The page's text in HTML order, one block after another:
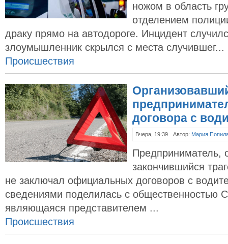
ножом в область
отделением
драку прямо на автодороге. Инцидент
злоумышленник скрылся с места случившег...
Происшествия
договора с
Вчера, 19:39 Автор: Мария
Предприниматель,
закончившийся
не заключал официальных договоров с
сведениями поделилась с общественностью
являющаяся представителем ...
Происшествия